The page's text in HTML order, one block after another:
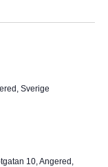
Yn
s
Sverige
10, Angered,